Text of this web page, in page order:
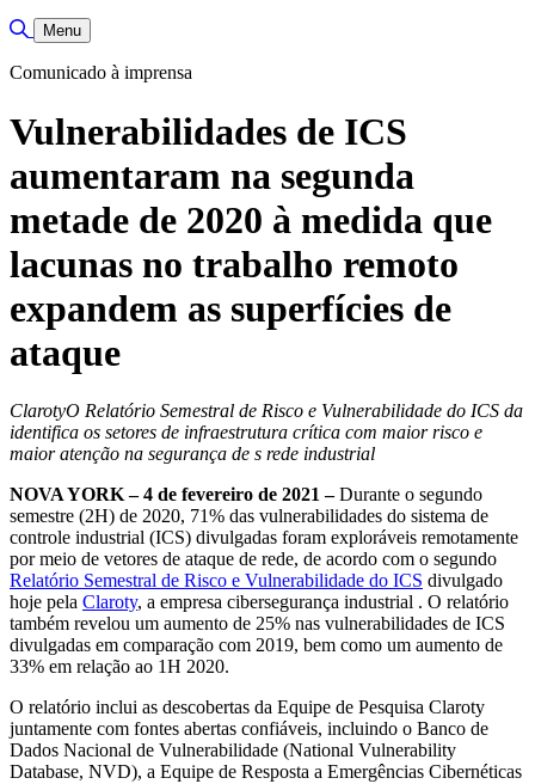
Toggle Search
Menu
Comunicado à imprensa
Vulnerabilidades de ICS
aumentaram na segunda
metade de 2020 à medida que
lacunas no trabalho remoto
expandem as superfícies de
ataque
ClarotyO Relatório Semestral de Risco e Vulnerabilidade do ICS da
identifica os setores de infraestrutura crítica com maior risco e
maior atenção na segurança de s rede industrial
NOVA YORK – 4 de fevereiro de 2021 –Durante o segundo
semestre (2H) de 2020, 71% das vulnerabilidades do sistema de
controle industrial (ICS) divulgadas foram exploráveis remotamente
por meio de vetores de ataque de rede, de acordo com o segundo
Relatório Semestral de Risco e Vulnerabilidade do ICS divulgado
hoje pela Claroty, a empresa cibersegurança industrial . O relatório
também revelou um aumento de 25% nas vulnerabilidades de ICS
divulgadas em comparação com 2019, bem como um aumento de
33% em relação ao 1H 2020.
O relatório inclui as descobertas da Equipe de Pesquisa Claroty
juntamente com fontes abertas confiáveis, incluindo o Banco de
Dados Nacional de Vulnerabilidade (National Vulnerability
Database, NVD), a Equipe de Resposta a Emergências Cibernéticas